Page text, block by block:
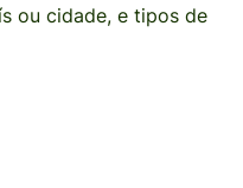
ou cidade, e tipos de